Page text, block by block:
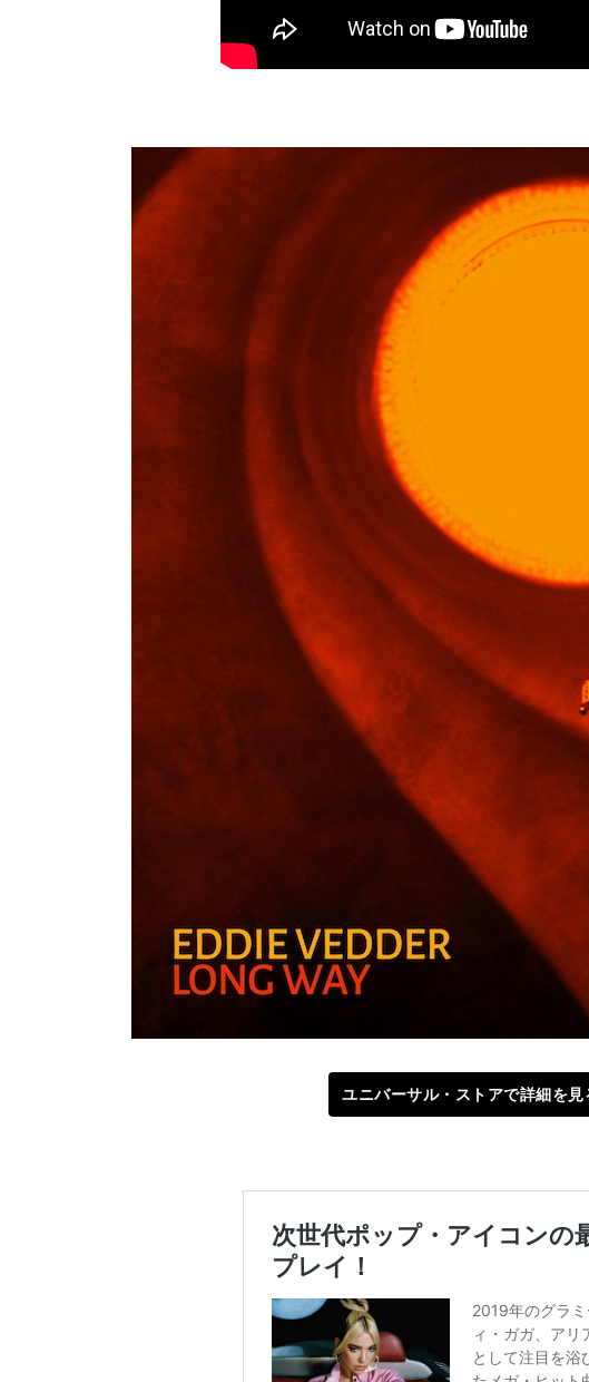
ユニバーサル・ストアで詳細を見